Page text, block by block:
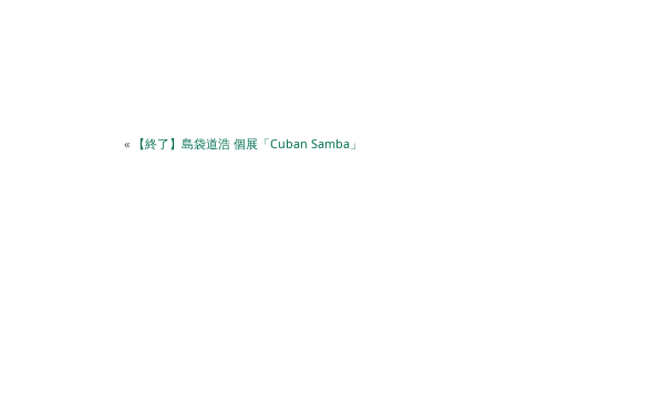
« 【終了】島袋道浩 個展「Cuban Samba」